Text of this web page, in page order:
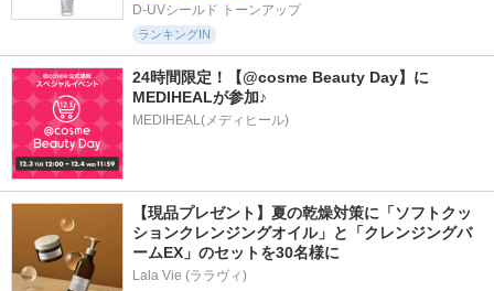
D-UVシールド トーンアップ
ランキングIN
24時間限定！【@cosme Beauty Day】に
MEDIHEALが参加♪
MEDIHEAL(メディヒール)
【現品プレゼント】夏の乾燥対策に「ソフトクッ
ションクレンジングオイル」と「クレンジングバ
ームEX」のセットを30名様に
Lala Vie (ララヴィ)